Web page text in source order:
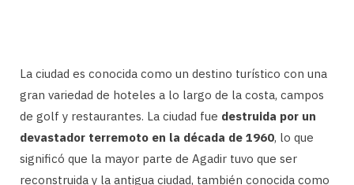
La ciudad es conocida como un destino turístico con una
gran variedad de hoteles a lo largo de la costa, campos
de golf y restaurantes. La ciudad fue destruida por un
devastador terremoto en la década de 1960, lo que
significó que la mayor parte de Agadir tuvo que ser
reconstruida y la antigua ciudad, también conocida como